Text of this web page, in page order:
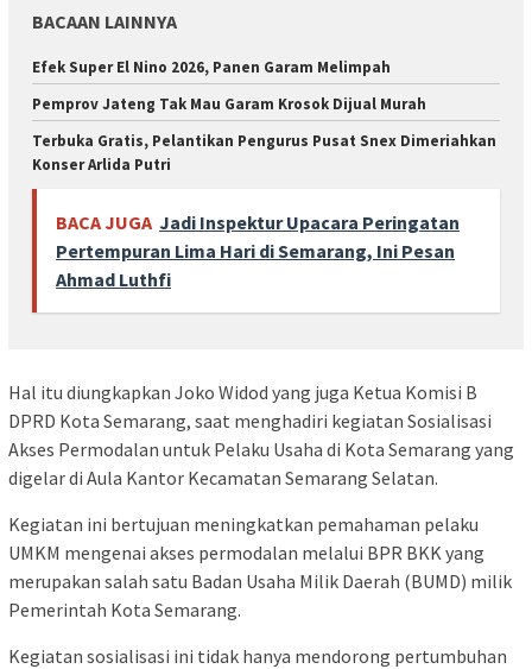
BACAAN LAINNYA
Efek Super El Nino 2026, Panen Garam Melimpah
Pemprov Jateng Tak Mau Garam Krosok Dijual Murah
Terbuka Gratis, Pelantikan Pengurus Pusat Snex Dimeriahkan
Konser Arlida Putri
BACA JUGA Jadi Inspektur Upacara Peringatan
Pertempuran Lima Hari di Semarang, Ini Pesan
Ahmad Luthfi
Hal itu diungkapkan Joko Widod yang juga Ketua Komisi B
DPRD Kota Semarang, saat menghadiri kegiatan Sosialisasi
Akses Permodalan untuk Pelaku Usaha di Kota Semarang yang
digelar di Aula Kantor Kecamatan Semarang Selatan.
Kegiatan ini bertujuan meningkatkan pemahaman pelaku
UMKM mengenai akses permodalan melalui BPR BKK yang
merupakan salah satu Badan Usaha Milik Daerah (BUMD) milik
Pemerintah Kota Semarang.
Kegiatan sosialisasi ini tidak hanya mendorong pertumbuhan